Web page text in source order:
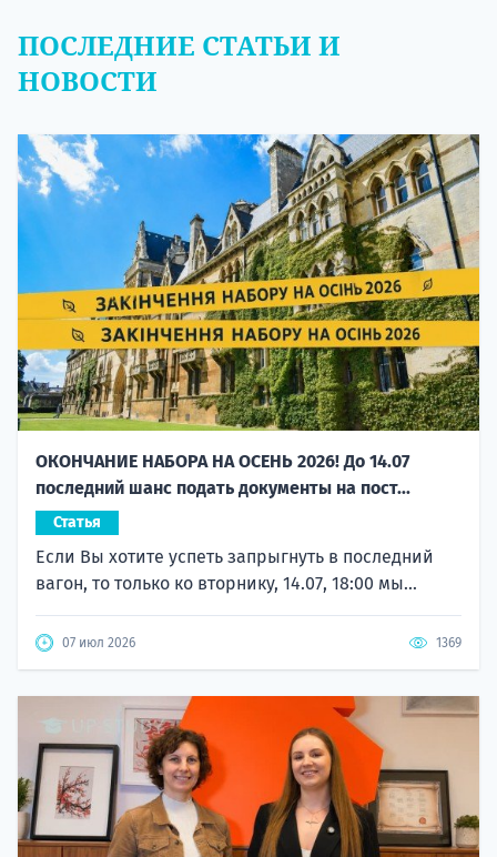
ПОСЛЕДНИЕ СТАТЬИ И
НОВОСТИ
ОКОНЧАНИЕ НАБОРА НА ОСЕНЬ 2026! До 14.07
последний шанс подать документы на пост...
Статья
Если Вы хотите успеть запрыгнуть в последний
вагон, то только ко вторнику, 14.07, 18:00 мы...
07 июл 2026 1369